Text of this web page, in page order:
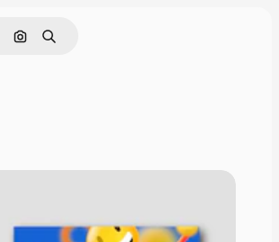
Pesquisar por imagem
Buscar